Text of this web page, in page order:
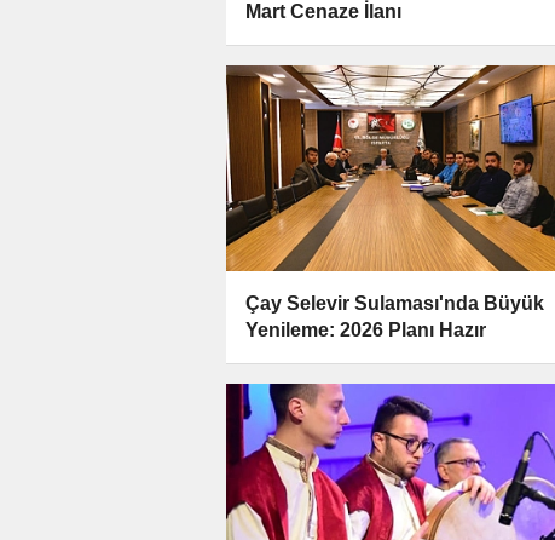
Mart Cenaze İlanı
Çay Selevir Sulaması'nda Büyük
Yenileme: 2026 Planı Hazır